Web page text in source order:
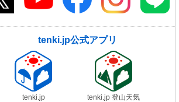
tenki.jp公式アプリ
tenki.jp tenki.jp 登山天気